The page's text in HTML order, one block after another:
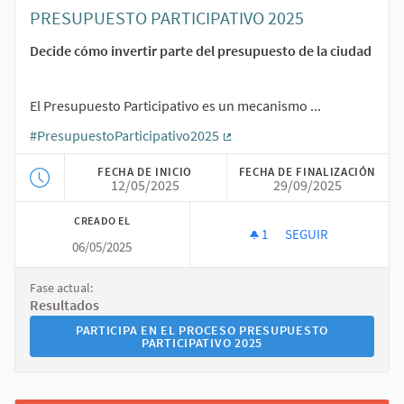
PRESUPUESTO PARTICIPATIVO 2025
Decide cómo invertir parte del presupuesto de la ciudad
El Presupuesto Participativo es un mecanismo ...
#PresupuestoParticipativo2025
FECHA DE INICIO
12/05/2025
FECHA DE FINALIZACIÓN
29/09/2025
CREADO EL
06/05/2025
1 1 SEGUIDORA
SEGUIR
Fase actual:
Resultados
PARTICIPA EN EL PROCESO PRESUPUESTO
PARTICIPA EN EL PROCESO PRESUPUESTO
PARTICIPATIVO 2025